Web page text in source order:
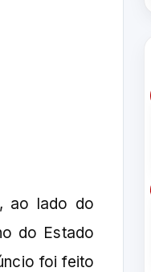
ao lado do
do Estado
foi feito